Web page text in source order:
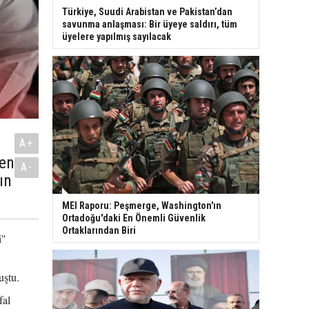
A+
A-
Türkiye, Suudi Arabistan ve Pakistan’dan
savunma anlaşması: Bir üyeye saldırı, tüm
üyelere yapılmış sayılacak
MEI Raporu: Peşmerge, Washington'ın
Ortadoğu'daki En Önemli Güvenlik
Ortaklarından Biri